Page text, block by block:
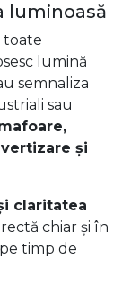
luminoasă
toate
lumină
semnaliza
sau
și
claritatea
chiar și în
timp de